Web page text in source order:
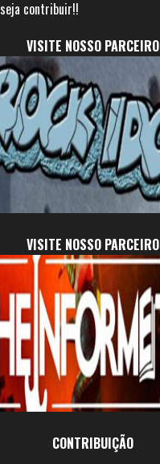
contribuir!!
VISITE NOSSO PARCEIRO
VISITE NOSSO PARCEIRO
CONTRIBUIÇÃO